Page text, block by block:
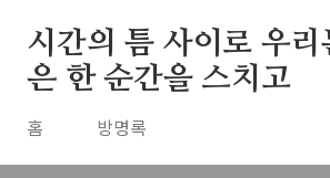
시간의 틈 사이로 우리
은 한 순간을 스치고
홈 방명록